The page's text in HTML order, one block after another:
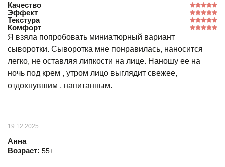
Качество
Эффект
Текстура
Комфорт
Я взяла попробовать миниатюрный вариант
сыворотки. Сыворотка мне понравилась, наносится
легко, не оставляя липкости на лице. Наношу ее на
ночь под крем , утром лицо выглядит свежее,
отдохнувшим , напитанным.
19.12.2025
Анна
Возраст: 55+